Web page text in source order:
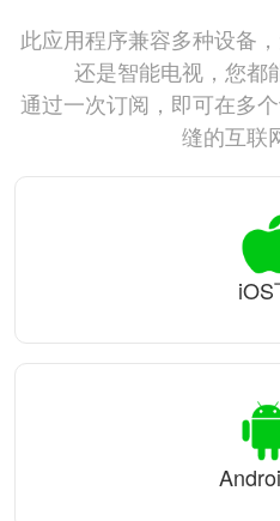
此应用程序兼容多种设备
还是智能电视，您都
通过一次订阅，即可在多
缝的互联